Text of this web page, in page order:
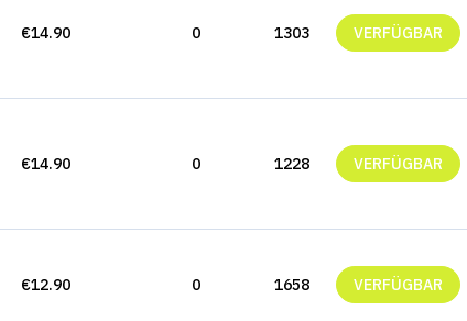
€14.90 0 1303 VERFÜGBAR
€14.90 0 1228 VERFÜGBAR
€12.90 0 1658 VERFÜGBAR